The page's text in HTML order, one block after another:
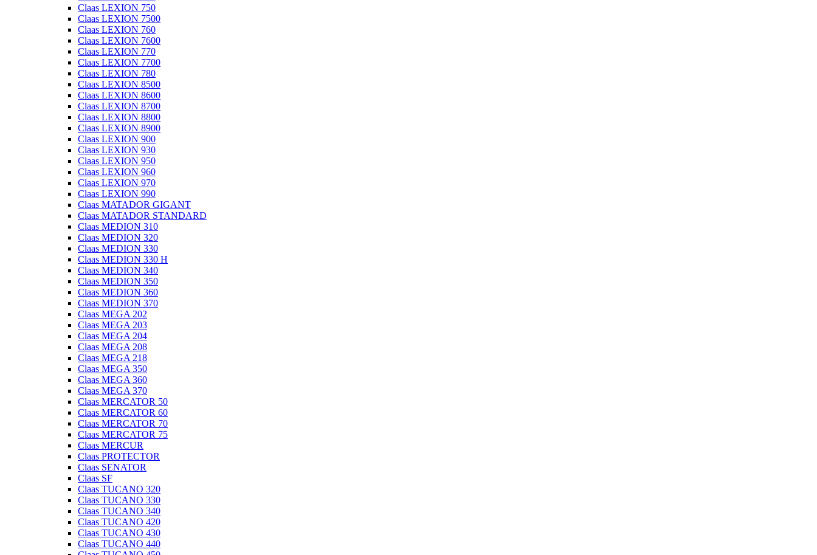
Claas LEXION 750
Claas LEXION 7500
Claas LEXION 760
Claas LEXION 7600
Claas LEXION 770
Claas LEXION 7700
Claas LEXION 780
Claas LEXION 8500
Claas LEXION 8600
Claas LEXION 8700
Claas LEXION 8800
Claas LEXION 8900
Claas LEXION 900
Claas LEXION 930
Claas LEXION 950
Claas LEXION 960
Claas LEXION 970
Claas LEXION 990
Claas MATADOR GIGANT
Claas MATADOR STANDARD
Claas MEDION 310
Claas MEDION 320
Claas MEDION 330
Claas MEDION 330 H
Claas MEDION 340
Claas MEDION 350
Claas MEDION 360
Claas MEDION 370
Claas MEGA 202
Claas MEGA 203
Claas MEGA 204
Claas MEGA 208
Claas MEGA 218
Claas MEGA 350
Claas MEGA 360
Claas MEGA 370
Claas MERCATOR 50
Claas MERCATOR 60
Claas MERCATOR 70
Claas MERCATOR 75
Claas MERCUR
Claas PROTECTOR
Claas SENATOR
Claas SF
Claas TUCANO 320
Claas TUCANO 330
Claas TUCANO 340
Claas TUCANO 420
Claas TUCANO 430
Claas TUCANO 440